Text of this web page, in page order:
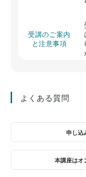
受講のご案内
と注意事項
よくある質問
申し込
満席になり次第、締切
本講座はオ